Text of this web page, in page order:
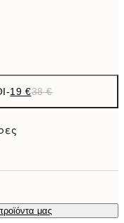
-19 €38 €
μας